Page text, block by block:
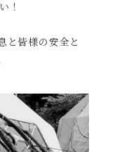
！
と皆様の安全と